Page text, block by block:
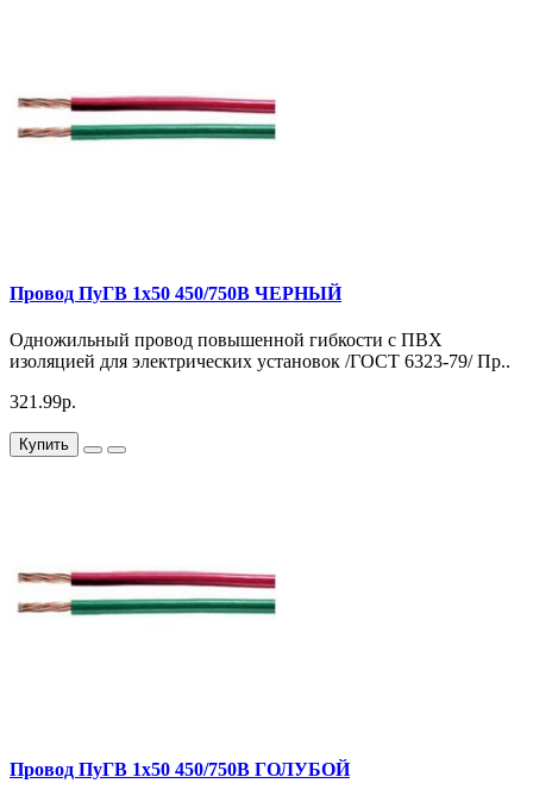
Провод ПуГВ 1х50 450/750В ЧЕРНЫЙ
Одножильный провод повышенной гибкости с ПВХ
изоляцией для электрических установок /ГОСТ 6323-79/ Пр..
321.99р.
Купить
Провод ПуГВ 1х50 450/750В ГОЛУБОЙ